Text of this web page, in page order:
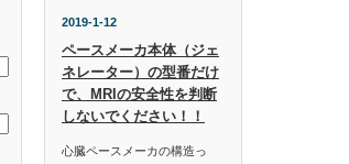
2019-1-12
ペースメーカ本体（ジェ
ネレーター）の型番だけ
で、MRIの安全性を判断
しないでください！！
心臓ペースメーカの構造っ